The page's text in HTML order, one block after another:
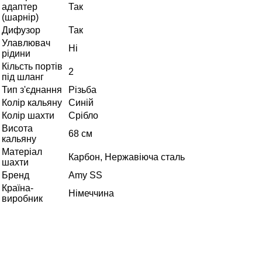
адаптер
(шарнір)
Так
Дифузор
Так
Улавлювач
рідини
Ні
Кільсть портів
під шланг
2
Тип з'єднання
Різьба
Колір кальяну
Синій
Колір шахти
Срібло
Висота
кальяну
68 см
Матеріал
шахти
Карбон, Нержавіюча сталь
Бренд
Amy SS
Країна-
виробник
Німеччина